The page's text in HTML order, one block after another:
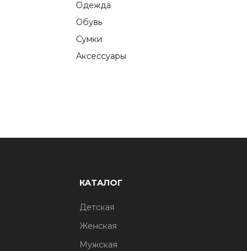
Одежда
Обувь
Сумки
Аксессуары
КАТАЛОГ
Детская
Женская
Мужская